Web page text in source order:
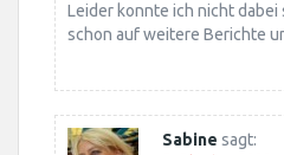
Leider konnte ich nicht dabei
schon auf weitere Berichte
Sabine sagt: